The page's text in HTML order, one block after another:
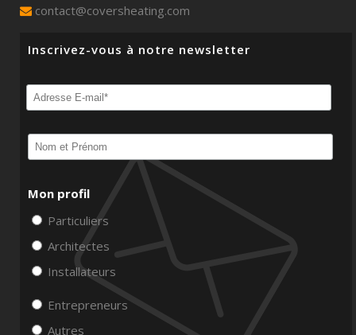
contact@coversheating.com
Inscrivez-vous à notre newsletter
Mon profil
Particuliers
Architectes
Installateurs
Entrepreneurs
Autres